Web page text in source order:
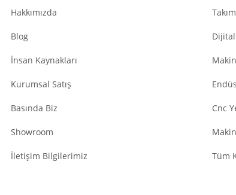
Hakkımızda
Blog
İnsan Kaynakları
Kurumsal Satış
Basında Biz
Showroom
İletişim Bilgilerimiz
Cnc
Tüm